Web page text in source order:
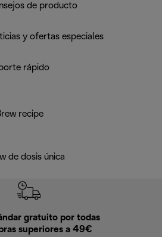
de producto
y ofertas especiales
rápido
recipe
de dosis única
gratuito por todas
superiores a 49€